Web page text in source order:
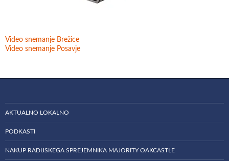
Video snemanje Brežice
Video snemanje Posavje
AKTUALNO LOKALNO
PODKASTI
NAKUP RADIJSKEGA SPREJEMNIKA MAJORITY OAKCASTLE